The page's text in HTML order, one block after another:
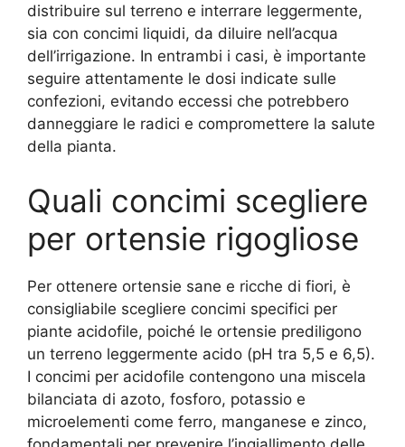
distribuire sul terreno e interrare leggermente,
sia con concimi liquidi, da diluire nell’acqua
dell’irrigazione. In entrambi i casi, è importante
seguire attentamente le dosi indicate sulle
confezioni, evitando eccessi che potrebbero
danneggiare le radici e compromettere la salute
della pianta.
Quali concimi scegliere
per ortensie rigogliose
Per ottenere ortensie sane e ricche di fiori, è
consigliabile scegliere concimi specifici per
piante acidofile, poiché le ortensie prediligono
un terreno leggermente acido (pH tra 5,5 e 6,5).
I concimi per acidofile contengono una miscela
bilanciata di azoto, fosforo, potassio e
microelementi come ferro, manganese e zinco,